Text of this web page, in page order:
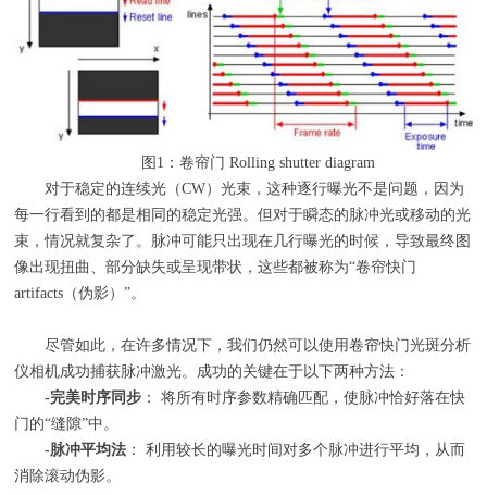
图 1 ：卷帘门Rolling shutter diagram
对于稳定的连续光（CW）光束，这种逐行曝光不是问题，因为
每一行看到的都是相同的稳定光强。但对于瞬态的脉冲光或移动的光
束，情况就复杂了。脉冲可能只出现在几行曝光的时候，导致最终图
像出现扭曲、部分缺失或呈现带状，这些都被称为“卷帘快门
artifacts （伪影）”。
尽管如此，在许多情况下，我们仍然可以使用卷帘快门光斑分析
仪相机成功捕获脉冲激光。成功的关键在于以下两种方法：
-完美时序同步 ： 将所有时序参数精确匹配，使脉冲恰好落在快
门的“缝隙”中。
-脉冲平均法 ： 利用较长的曝光时间对多个脉冲进行平均，从而
消除滚动伪影。